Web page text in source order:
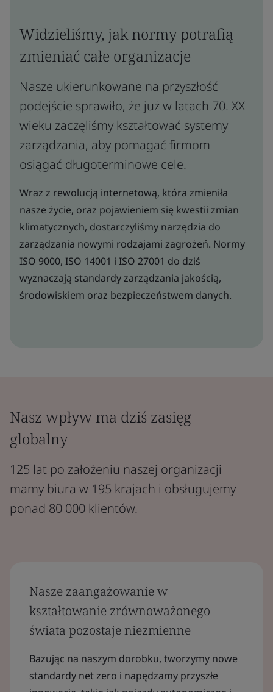
Widzieliśmy, jak normy potrafią
zmieniać całe organizacje
Nasze ukierunkowane na przyszłość
podejście sprawiło, że już w latach 70. XX
wieku zaczęliśmy kształtować systemy
zarządzania, aby pomagać firmom
osiągać długoterminowe cele.
Wraz z rewolucją internetową, która zmieniła
nasze życie, oraz pojawieniem się kwestii zmian
klimatycznych, dostarczyliśmy narzędzia do
zarządzania nowymi rodzajami zagrożeń. Normy
ISO 9000, ISO 14001 i ISO 27001 do dziś
wyznaczają standardy zarządzania jakością,
środowiskiem oraz bezpieczeństwem danych.
Nasz wpływ ma dziś zasięg
globalny
125 lat po założeniu naszej organizacji
mamy biura w 195 krajach i obsługujemy
ponad 80 000 klientów.
Nasze zaangażowanie w
kształtowanie zrównoważonego
świata pozostaje niezmienne
Bazując na naszym dorobku, tworzymy nowe
standardy net zero i napędzamy przyszłe